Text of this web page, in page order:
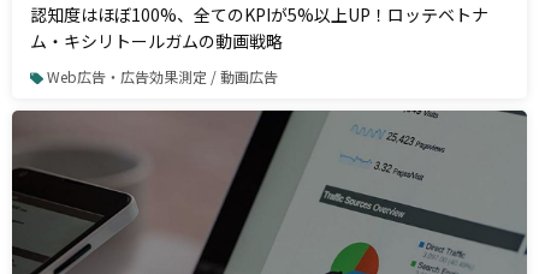
認知度はほぼ100%、全てのKPIが5%以上UP！ロッテベトナ
ム・キシリトールガムの動画戦略
Web広告・広告効果測定 / 動画広告